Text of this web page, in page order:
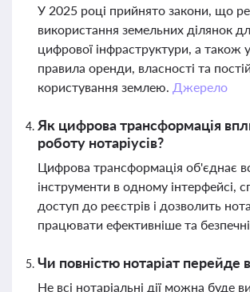
У 2025 році прийнято закони, що
використання земельних ділянок
цифрової інфраструктури, а також
правила оренди, власності та
користування землею. Джерело
Як цифрова трансформація
роботу нотаріусів?
Цифрова трансформація об'єднає
інструменти в одному інтерфейсі,
доступ до реєстрів і дозволить
працювати ефективніше та
Чи повністю нотаріат перейде
Не всі нотаріальні дії можна буде